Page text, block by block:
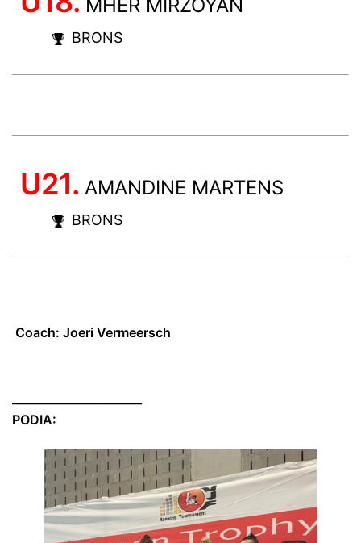
MHER MIRZOYAN
BRONS
U21. AMANDINE MARTENS
BRONS
Coach: Joeri Vermeersch
PODIA: